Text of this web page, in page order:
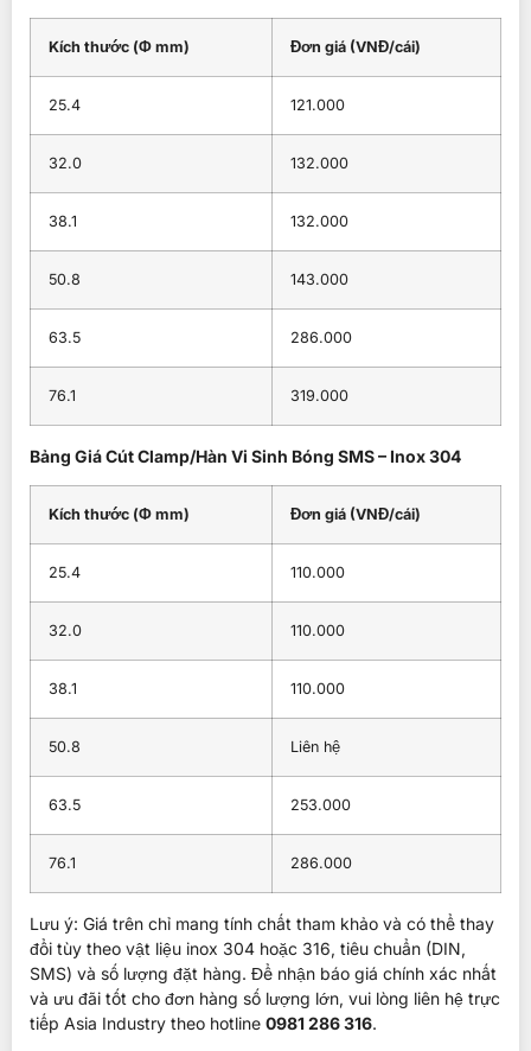
Kích thước (Φ mm) Đơn giá (VNĐ/cái)
25.4 121.000
32.0 132.000
38.1 132.000
50.8 143.000
63.5 286.000
76.1 319.000
Bảng Giá Cút Clamp/Hàn Vi Sinh Bóng SMS – Inox 304
Kích thước (Φ mm) Đơn giá (VNĐ/cái)
25.4 110.000
32.0 110.000
38.1 110.000
50.8 Liên hệ
63.5 253.000
76.1 286.000
Lưu ý: Giá trên chỉ mang tính chất tham khảo và có thể thay
đổi tùy theo vật liệu inox 304 hoặc 316, tiêu chuẩn (DIN,
SMS) và số lượng đặt hàng. Để nhận báo giá chính xác nhất
và ưu đãi tốt cho đơn hàng số lượng lớn, vui lòng liên hệ trực
tiếp Asia Industry theo hotline 0981 286 316.